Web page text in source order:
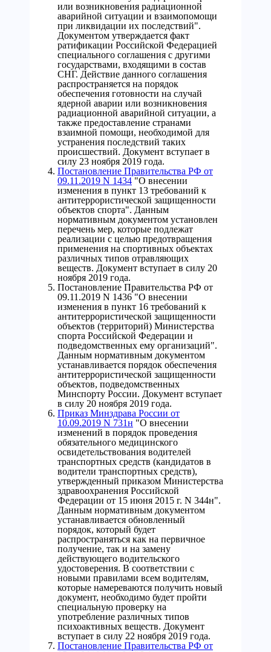
или возникновения радиационной
аварийной ситуации и взаимопомощи
при ликвидации их последствий".
Документом утверждается факт
ратификации Российской Федерацией
специального соглашения с другими
государствами, входящими в состав
СНГ. Действие данного соглашения
распространяется на порядок
обеспечения готовности на случай
ядерной аварии или возникновения
радиационной аварийной ситуации, а
также предоставление странами
взаимной помощи, необходимой для
устранения последствий таких
происшествий. Документ вступает в
силу 23 ноября 2019 года.
Постановление Правительства РФ от
09.11.2019 N 1434 "О внесении
изменения в пункт 13 требований к
антитеррористической защищенности
объектов спорта". Данным
нормативным документом установлен
перечень мер, которые подлежат
реализации с целью предотвращения
применения на спортивных объектах
различных типов отравляющих
веществ. Документ вступает в силу 20
ноября 2019 года.
Постановление Правительства РФ от
09.11.2019 N 1436 "О внесении
изменения в пункт 16 требований к
антитеррористической защищенности
объектов (территорий) Министерства
спорта Российской Федерации и
подведомственных ему организаций".
Данным нормативным документом
устанавливается порядок обеспечения
антитеррористической защищенности
объектов, подведомственных
Минспорту России. Документ вступает
в силу 20 ноября 2019 года.
Приказ Минздрава России от
10.09.2019 N 731н "О внесении
изменений в порядок проведения
обязательного медицинского
освидетельствования водителей
транспортных средств (кандидатов в
водители транспортных средств),
утвержденный приказом Министерства
здравоохранения Российской
Федерации от 15 июня 2015 г. N 344н".
Данным нормативным документом
устанавливается обновленный
порядок, который будет
распространяться как на первичное
получение, так и на замену
действующего водительского
удостоверения. В соответствии с
новыми правилами всем водителям,
которые намереваются получить новый
документ, необходимо будет пройти
специальную проверку на
употребление различных типов
психоактивных веществ. Документ
вступает в силу 22 ноября 2019 года.
Постановление Правительства РФ от